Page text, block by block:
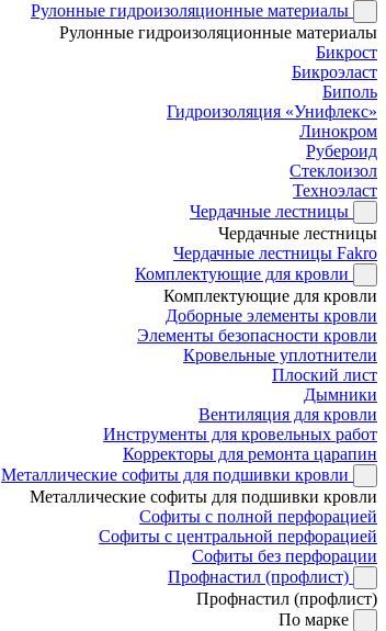
Рулонные гидроизоляционные материалы
Рулонные гидроизоляционные материалы
Бикрост
Бикроэласт
Биполь
Гидроизоляция «Унифлекс»
Линокром
Рубероид
Стеклоизол
Техноэласт
Чердачные лестницы
Чердачные лестницы
Чердачные лестницы Fakro
Комплектующие для кровли
Комплектующие для кровли
Доборные элементы кровли
Элементы безопасности кровли
Кровельные уплотнители
Плоский лист
Дымники
Вентиляция для кровли
Инструменты для кровельных работ
Корректоры для ремонта царапин
Металлические софиты для подшивки кровли
Металлические софиты для подшивки кровли
Софиты с полной перфорацией
Софиты с центральной перфорацией
Софиты без перфорации
Профнастил (профлист)
Профнастил (профлист)
По марке